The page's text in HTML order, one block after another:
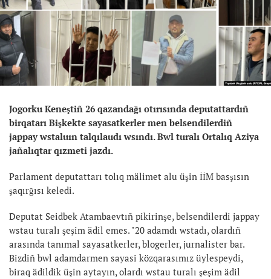
Jogorku Keneştiñ 26 qazandağı otırısında deputattardıñ
birqatarı Bişkekte sayasatkerler men belsendilerdiñ
jappay wstaluın talqılaudı wsındı. Bwl turalı Ortalıq Aziya
jañalıqtar qızmeti jazdı.
Parlament deputattarı tolıq mälimet alu üşin İİM basşısın
şaqırğısı keledi.
Deputat Seidbek Atambaevtıñ pikirinşe, belsendilerdi jappay
wstau turalı şeşim ädil emes. "20 adamdı wstadı, olardıñ
arasında tanımal sayasatkerler, blogerler, jurnalister bar.
Bizdiñ bwl adamdarmen sayasi közqarasımız üylespeydi,
biraq ädildik üşin aytayın, olardı wstau turalı şeşim ädil